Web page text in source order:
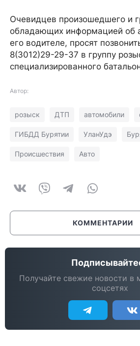
Очевидцев произошедшего и
обладающих информацией об
его водителе, просят
8(3012)29-29-37 в группу
специализированного
Автор:
розыск ДТП автомобили
ГИБДД Бурятии УланУдэ
Происшествия Авто
КОММЕНТАРИИ
Получайте свежие новости в
соцсетях